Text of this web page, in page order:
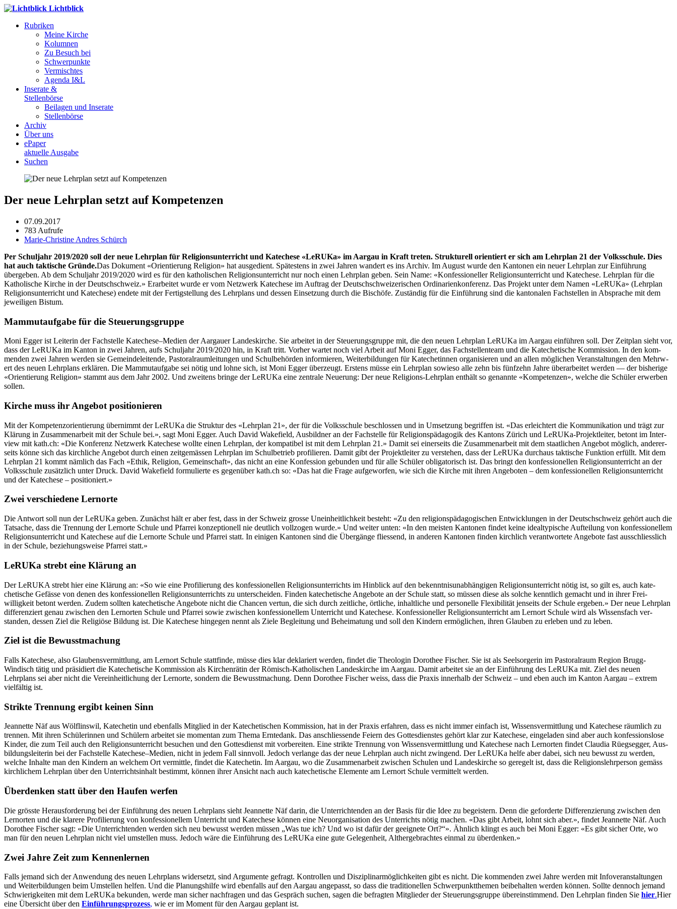
Lichtblick
Rubriken
Meine Kirche
Kolumnen
Zu Besuch bei
Schwerpunkte
Vermischtes
Agenda I&L
Inserate &
Stellenbörse
Beilagen und Inserate
Stellenbörse
Archiv
Über uns
ePaper
aktuelle Ausgabe
Suchen
Der neue Lehrplan setzt auf Kompetenzen
07.09.2017
783 Aufrufe
Marie-Christine Andres Schürch
Per Schul­jahr 2019/2020 soll der neue Lehrplan für Reli­gion­sun­ter­richt und Kat­e­ch­ese «LeRU­Ka» im Aar­gau in Kraft treten. Struk­turell ori­en­tiert er sich am Lehrplan 21 der Volkss­chule. Dies
hat auch tak­tis­che Gründe.Das Doku­ment «Ori­en­tierung Reli­gion» hat aus­ge­di­ent. Spätestens in zwei Jahren wan­dert es ins Archiv. Im August wurde den Kan­to­nen ein neuer Lehrplan zur Ein­führung
übergeben. Ab dem Schul­jahr 2019/2020 wird es für den katholis­chen Reli­gion­sun­ter­richt nur noch einen Lehrplan geben. Sein Name: «Kon­fes­sioneller Reli­gion­sun­ter­richt und Kat­e­ch­ese. Lehrplan für die
Katholis­che Kirche in der Deutschschweiz.» Erar­beit­et wurde er vom Net­zw­erk Kat­e­ch­ese im Auf­trag der Deutschschweiz­erischen Ordi­nar­ienkon­ferenz. Das Pro­jekt unter dem Namen «LeRU­Ka» (Lehrplan
Reli­gion­sun­ter­richt und Kat­e­ch­ese) endete mit der Fer­tig­stel­lung des Lehrplans und dessen Ein­set­zung durch die Bis­chöfe. Zuständig für die Ein­führung sind die kan­tonalen Fach­stellen in Absprache mit dem
jew­eili­gen Bis­tum.
Mammutaufgabe für die Steuerungsgruppe
Moni Egger ist Lei­t­erin der Fach­stelle Katechese–Medien der Aar­gauer Lan­deskirche. Sie arbeit­et in der Steuerungs­gruppe mit, die den neuen Lehrplan LeRU­Ka im Aar­gau ein­führen soll. Der Zeit­plan sieht vor,
dass der LeRU­Ka im Kan­ton in zwei Jahren, aufs Schul­jahr 2019/2020 hin, in Kraft tritt. Vorher wartet noch viel Arbeit auf Moni Egger, das Fach­stel­len­team und die Kat­e­chetis­che Kom­mis­sion. In den kom­
menden zwei Jahren wer­den sie Gemein­delei­t­ende, Pas­toral­raum­leitun­gen und Schul­be­hör­den informieren, Weit­er­bil­dun­gen für Kat­e­chetinnen organ­isieren und an allen möglichen Ver­anstal­tun­gen den Mehrw­
ert des neuen Lehrplans erk­lären. Die Mam­mu­tauf­gabe sei nötig und lohne sich, ist Moni Egger überzeugt. Erstens müsse ein Lehrplan sowieso alle zehn bis fün­fzehn Jahre über­ar­beit­et wer­den — der bish­erige
«Ori­en­tierung Reli­gion» stammt aus dem Jahr 2002. Und zweit­ens bringe der LeRU­Ka eine zen­trale Neuerung: Der neue Reli­gions-Lehrplan enthält so genan­nte «Kom­pe­ten­zen», welche die Schüler erwer­ben
sollen.
Kirche muss ihr Angebot positionieren
Mit der Kom­pe­ten­zori­en­tierung übern­immt der LeRU­Ka die Struk­tur des «Lehrplan 21», der für die Volkss­chule beschlossen und in Umset­zung begrif­f­en ist. «Das erle­ichtert die Kom­mu­nika­tion und trägt zur
Klärung in Zusam­me­nar­beit mit der Schule bei.», sagt Moni Egger. Auch David Wake­field, Aus­bild­ner an der Fach­stelle für Reli­gion­späd­a­gogik des Kan­tons Zürich und LeRU­Ka-Pro­jek­tleit­er, betont im Inter­
view mit kath.ch: «Die Kon­ferenz Net­zw­erk Kat­e­ch­ese wollte einen Lehrplan, der kom­pat­i­bel ist mit dem Lehrplan 21.» Damit sei ein­er­seits die Zusam­me­nar­beit mit dem staatlichen Ange­bot möglich, ander­er­
seits könne sich das kirch­liche Ange­bot durch einen zeit­gemässen Lehrplan im Schul­be­trieb pro­fil­ieren. Damit gibt der Pro­jek­tleit­er zu ver­ste­hen, dass der LeRU­Ka dur­chaus tak­tis­che Funk­tion erfüllt. Mit dem
Lehrplan 21 kommt näm­lich das Fach «Ethik, Reli­gion, Gemein­schaft», das nicht an eine Kon­fes­sion gebun­den und für alle Schüler oblig­a­torisch ist. Das bringt den kon­fes­sionellen Reli­gion­sun­ter­richt an der
Volkss­chule zusät­zlich unter Druck. David Wake­field for­mulierte es gegenüber kath.ch so: «Das hat die Frage aufge­wor­fen, wie sich die Kirche mit ihren Ange­boten – dem kon­fes­sionellen Reli­gion­sun­ter­richt
und der Kat­e­ch­ese – posi­tion­iert.»
Zwei verschiedene Lernorte
Die Antwort soll nun der LeRU­Ka geben. Zunächst hält er aber fest, dass in der Schweiz grosse Unein­heitlichkeit beste­ht: «Zu den reli­gion­späd­a­gogis­chen Entwick­lun­gen in der Deutschschweiz gehört auch die
Tat­sache, dass die Tren­nung der Ler­norte Schule und Pfar­rei konzep­tionell nie deut­lich vol­l­zo­gen wurde.» Und weit­er unten: «In den meis­ten Kan­to­nen find­et keine ide­al­typ­is­che Aufteilung von kon­fes­sionellem
Reli­gion­sun­ter­richt und Kat­e­ch­ese auf die Ler­norte Schule und Pfar­rei statt. In eini­gen Kan­to­nen sind die Übergänge fliessend, in anderen Kan­to­nen find­en kirch­lich ver­ant­wortete Ange­bote fast auss­chliesslich
in der Schule, beziehungsweise Pfar­rei statt.»
LeRUKa strebt eine Klärung an
Der LeRU­KA strebt hier eine Klärung an: «So wie eine Pro­fil­ierung des kon­fes­sionellen Reli­gion­sun­ter­richts im Hin­blick auf den beken­nt­nisun­ab­hängi­gen Reli­gion­sun­ter­richt nötig ist, so gilt es, auch kat­e­
chetis­che Gefässe von denen des kon­fes­sionellen Reli­gion­sun­ter­richts zu unter­schei­den. Find­en kat­e­chetis­che Ange­bote an der Schule statt, so müssen diese als solche ken­ntlich gemacht und in ihrer Frei­
willigkeit betont wer­den. Zudem soll­ten kat­e­chetis­che Ange­bote nicht die Chan­cen ver­tun, die sich durch zeitliche, örtliche, inhaltliche und per­son­elle Flex­i­bil­ität jen­seits der Schule ergeben.» Der neue Lehrplan
dif­feren­ziert genau zwis­chen den Ler­norten Schule und Pfar­rei sowie zwis­chen kon­fes­sionellem Unter­richt und Kat­e­ch­ese. Kon­fes­sioneller Reli­gion­sun­ter­richt am Ler­nort Schule wird als Wis­sens­fach ver­
standen, dessen Ziel die Religiöse Bil­dung ist. Die Kat­e­ch­ese hinge­gen nen­nt als Ziele Begleitung und Beheimatung und soll den Kindern ermöglichen, ihren Glauben zu erleben und zu leben.
Ziel ist die Bewusstmachung
Falls Kat­e­ch­ese, also Glaubensver­mit­tlung, am Ler­nort Schule stat­tfinde, müsse dies klar deklar­i­ert wer­den, find­et die The­olo­gin Dorothee Fis­ch­er. Sie ist als Seel­sorg­erin im Pas­toral­raum Region Brugg-
Windisch tätig und prä­si­diert die Kat­e­chetis­che Kom­mis­sion als Kirchen­rätin der Römisch-Katholis­chen Lan­deskirche im Aar­gau. Damit arbeit­et sie an der Ein­führung des LeRU­Ka mit. Ziel des neuen
Lehrplans sei aber nicht die Vere­in­heitlichung der Ler­norte, son­dern die Bewusst­machung. Denn Dorothee Fis­ch­er weiss, dass die Prax­is inner­halb der Schweiz – und eben auch im Kan­ton Aar­gau – extrem
vielfältig ist.
Strikte Trennung ergibt keinen Sinn
Jean­nette Näf aus Wölflinswil, Kat­e­chetin und eben­falls Mit­glied in der Kat­e­chetis­chen Kom­mis­sion, hat in der Prax­is erfahren, dass es nicht immer ein­fach ist, Wis­sensver­mit­tlung und Kat­e­ch­ese räum­lich zu
tren­nen. Mit ihren Schü­lerin­nen und Schülern arbeit­et sie momen­tan zum The­ma Erntedank. Das anschliessende Feiern des Gottes­di­en­stes gehört klar zur Kat­e­ch­ese, ein­ge­laden sind aber auch kon­fes­sion­slose
Kinder, die zum Teil auch den Reli­gion­sun­ter­richt besuchen und den Gottes­di­enst mit vor­bere­it­en. Eine strik­te Tren­nung von Wis­sensver­mit­tlung und Kat­e­ch­ese nach Ler­norten find­et Clau­dia Rüegseg­ger, Aus­
bil­dungslei­t­erin bei der Fach­stelle Katechese–Medien, nicht in jedem Fall sin­nvoll. Jedoch ver­lange das der neue Lehrplan auch nicht zwin­gend. Der LeRU­Ka helfe aber dabei, sich neu bewusst zu wer­den,
welche Inhalte man den Kindern an welchem Ort ver­mit­tle, find­et die Kat­e­chetin. Im Aar­gau, wo die Zusam­me­nar­beit zwis­chen Schulen und Lan­deskirche so geregelt ist, dass die Reli­gion­slehrper­son gemäss
kirch­lichem Lehrplan über den Unter­richtsin­halt bes­timmt, kön­nen ihrer Ansicht nach auch kat­e­chetis­che Ele­mente am Ler­nort Schule ver­mit­telt wer­den.
Überdenken statt über den Haufen werfen
Die grösste Her­aus­forderung bei der Ein­führung des neuen Lehrplans sieht Jean­nette Näf darin, die Unter­rich­t­en­den an der Basis für die Idee zu begeis­tern. Denn die geforderte Dif­feren­zierung zwis­chen den
Ler­norten und die klarere Pro­fil­ierung von kon­fes­sionellem Unter­richt und Kat­e­ch­ese kön­nen eine Neuor­gan­i­sa­tion des Unter­richts nötig machen. «Das gibt Arbeit, lohnt sich aber.», find­et Jean­nette Näf. Auch
Dorothee Fis­ch­er sagt: «Die Unter­rich­t­en­den wer­den sich neu bewusst wer­den müssen „Was tue ich? Und wo ist dafür der geeignete Ort?“». Ähn­lich klingt es auch bei Moni Egger: «Es gibt sich­er Orte, wo
man für den neuen Lehrplan nicht viel umstellen muss. Jedoch wäre die Ein­führung des LeRU­Ka eine gute Gele­gen­heit, Altherge­bracht­es ein­mal zu über­denken.»
Zwei Jahre Zeit zum Kennenlernen
Falls jemand sich der Anwen­dung des neuen Lehrplans wider­set­zt, sind Argu­mente gefragt. Kon­trollen und Diszi­pli­n­ar­möglichkeit­en gibt es nicht. Die kom­menden zwei Jahre wer­den mit Infover­anstal­tun­gen
und Weit­er­bil­dun­gen beim Umstellen helfen. Und die Pla­nung­shil­fe wird eben­falls auf den Aar­gau angepasst, so dass die tra­di­tionellen Schw­er­punk­t­the­men beibehal­ten wer­den kön­nen. Sollte den­noch jemand
Schwierigkeit­en mit dem LeRU­Ka bekun­den, werde man sich­er nach­fra­gen und das Gespräch suchen, sagen die befragten Mit­glieder der Steuerungs­gruppe übere­in­stim­mend. Den Lehrplan find­en Sie hier.Hier
eine Über­sicht über den Ein­führung­sprozess, wie er im Moment für den Aar­gau geplant ist.